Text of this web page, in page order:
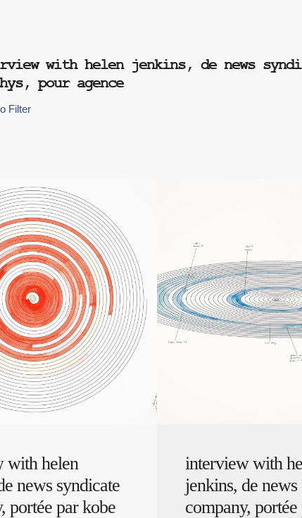
with helen jenkins, de news
pour agence
Filter
with helen
news syndicate
portée par kobe
interview with
jenkins, de
company,